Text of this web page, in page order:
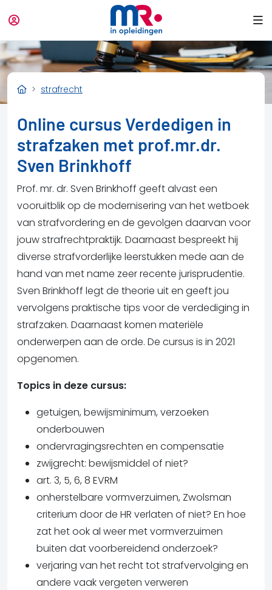
strafrecht
Online cursus Verdedigen in
strafzaken met prof.mr.dr.
Sven Brinkhoff
Prof. mr. dr. Sven Brinkhoff geeft alvast een
vooruitblik op de modernisering van het wetboek
van strafvordering en de gevolgen daarvan voor
jouw strafrechtpraktijk. Daarnaast bespreekt hij
diverse strafvorderlijke leerstukken mede aan de
hand van met name zeer recente jurisprudentie.
Sven Brinkhoff legt de theorie uit en geeft jou
vervolgens praktische tips voor de verdediging in
strafzaken. Daarnaast komen materiële
onderwerpen aan de orde. De cursus is in 2021
opgenomen.
Topics in deze cursus:
getuigen, bewijsminimum, verzoeken
onderbouwen
ondervragingsrechten en compensatie
zwijgrecht: bewijsmiddel of niet?
art. 3, 5, 6, 8 EVRM
onherstelbare vormverzuimen, Zwolsman
criterium door de HR verlaten of niet? En hoe
zat het ook al weer met vormverzuimen
buiten dat voorbereidend onderzoek?
verjaring van het recht tot strafvervolging en
andere vaak vergeten verweren